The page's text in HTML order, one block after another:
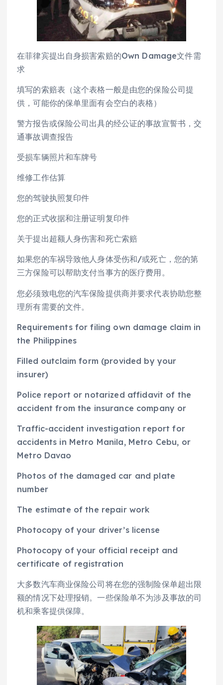
在菲律宾提出自身损害索赔的Own Damage文件需
求
填写的索赔表（这个表格一般是由您的保险公司提
供，可能你的保单里面有会空白的表格）
警方报告或保险公司出具的经公证的事故宣誓书，交
通事故调查报告
受损车辆照片和车牌号
维修工作估算
您的驾驶执照复印件
您的正式收据和注册证明复印件
关于提出超额人身伤害和死亡索赔
如果您的车祸导致他人身体受伤和/或死亡，您的第
三方保险可以帮助支付当事方的医疗费用。
您必须致电您的汽车保险提供商并要求代表协助您整
理所有需要的文件。
Requirements for filing own damage claim in
the Philippines
Filled outclaim form (provided by your
insurer)
Police report or notarized affidavit of the
accident from the insurance company or
Traffic-accident investigation report for
accidents in Metro Manila, Metro Cebu, or
Metro Davao
Photos of the damaged car and plate
number
The estimate of the repair work
Photocopy of your driver’s license
Photocopy of your official receipt and
certificate of registration
大多数汽车商业保险公司将在您的强制险保单超出限
额的情况下处理报销。一些保险单不为涉及事故的司
机和乘客提供保障。